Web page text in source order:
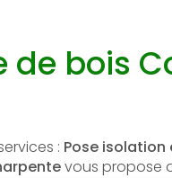
de bois
: Pose isolation
vous propose